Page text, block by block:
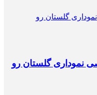
نموداری گلستان رو